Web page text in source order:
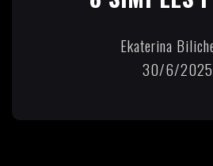
Ekaterina
30/6/2025